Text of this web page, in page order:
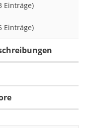
Einträge)
Einträge)